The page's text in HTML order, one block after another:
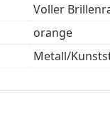
Voller
orange
Metall/